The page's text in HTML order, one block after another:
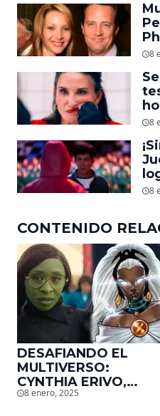
8
8
8
CONTENIDO
DESAFIANDO EL
MULTIVERSO:
CYNTHIA ERIVO,
PROTAGONISTA DE
8 enero, 2025